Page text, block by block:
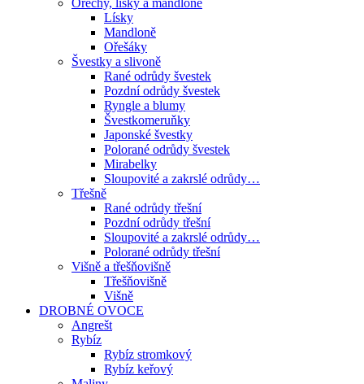
Ořechy, lísky a mandloně
Lísky
Mandloně
Ořešáky
Švestky a slivoně
Rané odrůdy švestek
Pozdní odrůdy švestek
Ryngle a blumy
Švestkomeruňky
Japonské švestky
Polorané odrůdy švestek
Mirabelky
Sloupovité a zakrslé odrůdy…
Třešně
Rané odrůdy třešní
Pozdní odrůdy třešní
Sloupovité a zakrslé odrůdy…
Polorané odrůdy třešní
Višně a třešňovišně
Třešňovišně
Višně
DROBNÉ OVOCE
Angrešt
Rybíz
Rybíz stromkový
Rybíz keřový